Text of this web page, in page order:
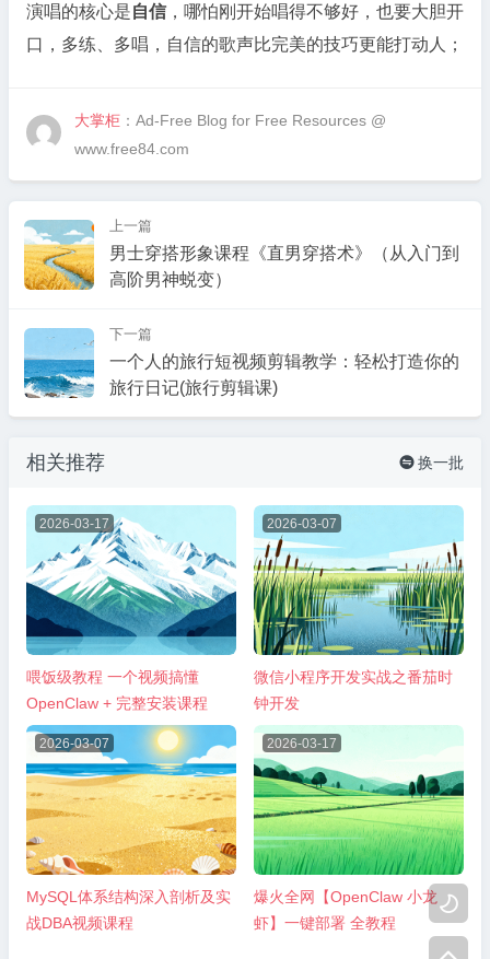

演唱的核心是自信 ，哪怕刚开始唱得不够好，也要大胆开
口，多练、多唱，自信的歌声比完美的技巧更能打动人；
大掌柜 ：Ad-Free Blog for Free Resources @
www.free84.com
上一篇
男士穿搭形象课程《直男穿搭术》（从入门到
高阶男神蜕变）
下一篇
一个人的旅行短视频剪辑教学：轻松打造你的
旅行日记(旅行剪辑课)
相关推荐  换一批
2026-03-17
喂饭级教程 一个视频搞懂
OpenClaw + 完整安装课程
2026-03-07
微信小程序开发实战之番茄时
钟开发
2026-03-07
MySQL体系结构深入剖析及实
战DBA视频课程
2026-03-17
爆火全网【OpenClaw 小龙
虾】一键部署 全教程